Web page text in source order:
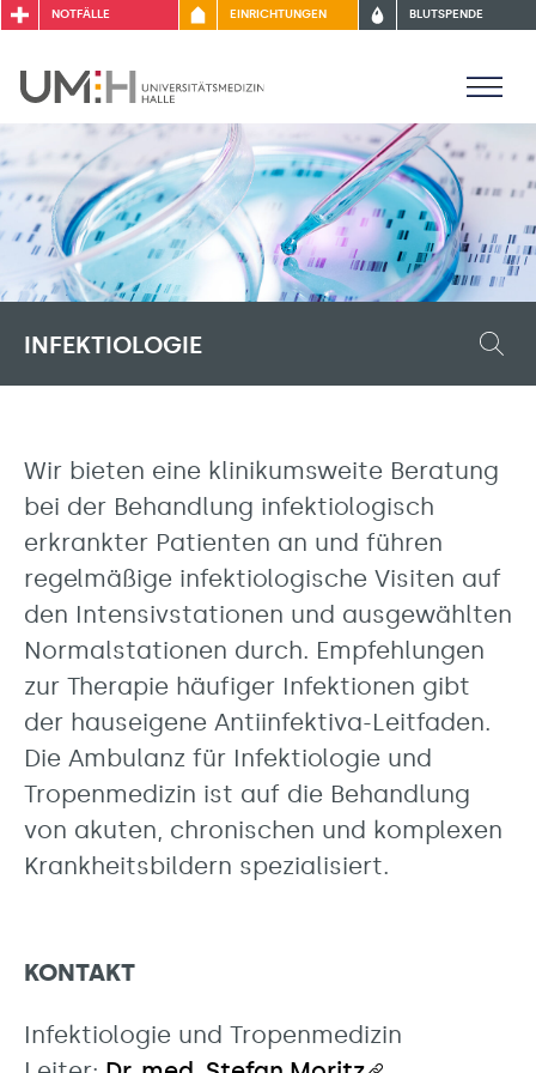
NOTFÄLLE EINRICHTUNGEN BLUTSPENDE
INFEKTIOLOGIE
Wir bieten eine klinikumsweite Beratung
bei der Behandlung infektiologisch
erkrankter Patienten an und führen
regelmäßige infektiologische Visiten auf
den Intensivstationen und ausgewählten
Normalstationen durch. Empfehlungen
zur Therapie häufiger Infektionen gibt
der hauseigene Antiinfektiva-Leitfaden.
Die Ambulanz für Infektiologie und
Tropenmedizin ist auf die Behandlung
von akuten, chronischen und komplexen
Krankheitsbildern spezialisiert.
KONTAKT
Infektiologie und Tropenmedizin